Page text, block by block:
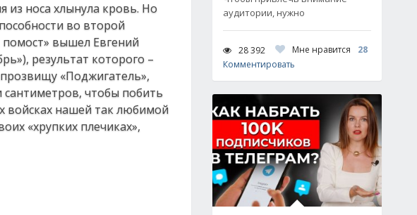
из носа хлынула кровь. Но
во второй
вышел Евгений
результат которого –
«Поджигатель»,
чтобы побить
войсках нашей так любимой
«хрупких плечиках»,
аудитории, нужно
28 392 Мне нравится
28
Комментировать